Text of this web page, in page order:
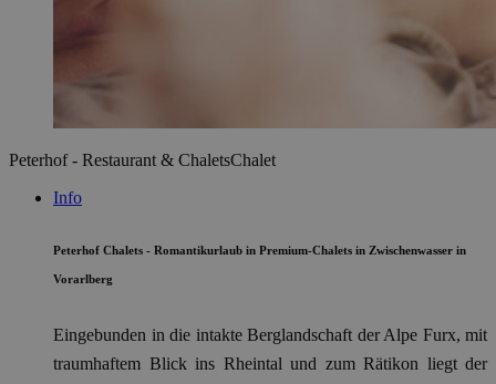
Peterhof - Restaurant & ChaletsChalet
Info
Peterhof Chalets - Romantikurlaub in Premium-Chalets in Zwischenwasser in
Vorarlberg
Eingebunden in die intakte Berglandschaft der Alpe Furx, mit
traumhaftem Blick ins Rheintal und zum Rätikon liegt der